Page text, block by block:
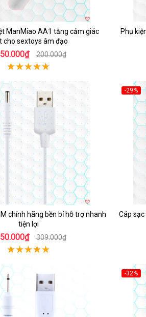
ManMiao AA1 tăng cảm giác
cho sextoys âm đạo
200.000₫
Phụ
chính hãng bền bỉ hỗ trợ nhanh
tiện lợi
309.000₫
-29%
Cáp
-32%